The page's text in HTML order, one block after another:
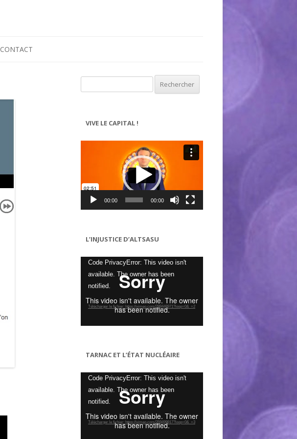
CONTACT
VIVE LE CAPITAL !
Lecteur
00:00 00:00
L’INJUSTICE D’ALTSASU
Lecteur
vidéo
Code PrivacyError: This video isn't
available. The owner has been
notified.
Télécharger le fichier: https://vimeo.com/288448971?loop=0&_=2
TARNAC ET L’ÉTAT NUCLÉAIRE
Lecteur
vidéo
Code PrivacyError: This video isn't
available. The owner has been
notified.
Télécharger le fichier: https://vimeo.com/259499917?loop=0&_=3